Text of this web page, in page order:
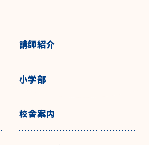
講師紹介
小学部
校舎案内